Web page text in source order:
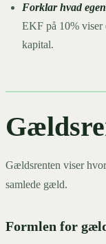
Forklar hvad
EKF på 10% viser
kapital.
Gældsrenten viser
samlede gæld.
Formlen for